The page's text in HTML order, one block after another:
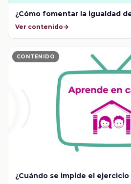
¿Cómo fomentar la igualdad
Ver contenido
CONTENIDO
¿Cuándo se impide el